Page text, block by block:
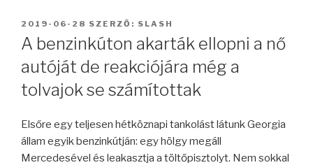
BEKÜLDVE:
2019-06-28 SZERZŐ: SLASH
A benzinkúton akarták ellopni a nő
autóját de reakciójára még a
tolvajok se számítottak
Elsőre egy teljesen hétköznapi tankolást látunk Georgia
állam egyik benzinkútján: egy hölgy megáll
Mercedesével és leakasztja a töltőpisztolyt. Nem sokkal